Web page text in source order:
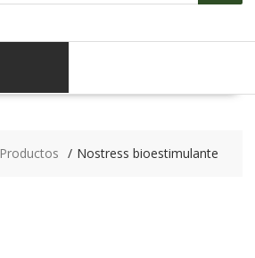
Productos Nostress bioestimulante